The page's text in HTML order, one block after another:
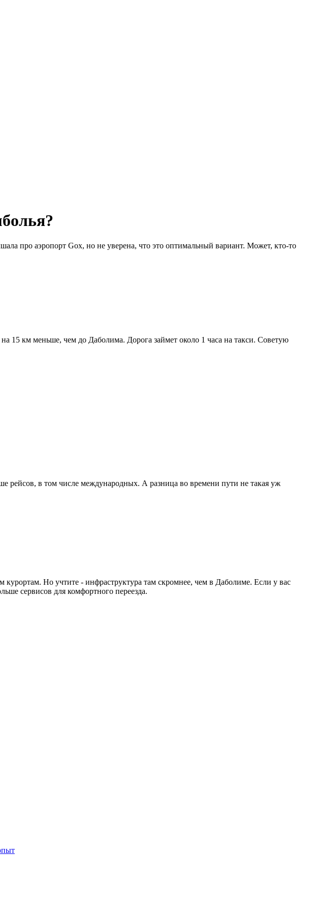
про аэропорт Gox, но не уверена, что это оптимальный вариант. Может, кто-то
15 км меньше, чем до Даболима. Дорога займет около 1 часа на такси. Советую
рейсов, в том числе международных. А разница во времени пути не такая уж
Но учтите - инфраструктура там скромнее, чем в Даболиме. Если у вас
сервисов для комфортного переезда.